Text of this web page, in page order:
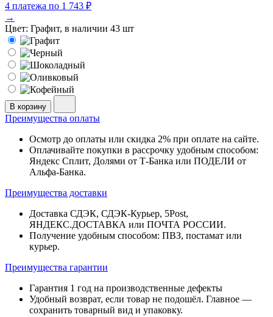
4 платежа по 1 743 ₽
→
Цвет: Графит, в наличии 43 шт
В корзину
Преимущества оплаты
Осмотр до оплаты или скидка 2% при оплате на сайте.
Оплачивайте покупки в рассрочку удобным способом:
Яндекс Сплит, Долями от Т-Банка или ПОДЕЛИ от
Альфа-Банка.
Преимущества доставки
Доставка СДЭК, СДЭК-Курьер, 5Post,
ЯНДЕКС.ДОСТАВКА или ПОЧТА РОССИИ.
Получение удобным способом: ПВЗ, постамат или
курьер.
Преимущества гарантии
Гарантия 1 год на производственные дефекты
Удобный возврат, если товар не подошёл. Главное —
сохранить товарный вид и упаковку.